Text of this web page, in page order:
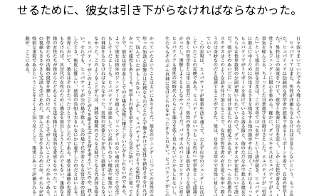
せるために、彼女は引き下がらなければならなかった。